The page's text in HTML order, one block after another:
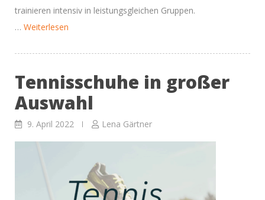
trainieren intensiv in leistungsgleichen Gruppen.
… Weiterlesen
–
immer
mittwochs”
Tennisschuhe in großer
Auswahl
9. April 2022 Lena Gärtner